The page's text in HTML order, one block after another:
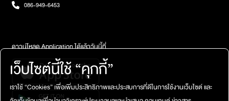
086-949-6453
ดาวน์โหลด Application ได้แล้ววันนี้ที่
เว็บไซต์นี้ใช้ “คุกกี้”
เราใช้ “Cookies” เพื่อเพิ่มประสิทธิภาพและประสบการที่ดีในการใช้งานเว็บไซต์ และ